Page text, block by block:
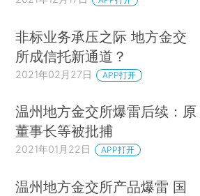
非标业务承压之际 地方金交
所成信托新通道？
2021年02月27日 APP打开
温州地方金交所爆雷后续：原
董事长等被批捕
2021年01月22日 APP打开
温州地方金交所产品爆雷 国